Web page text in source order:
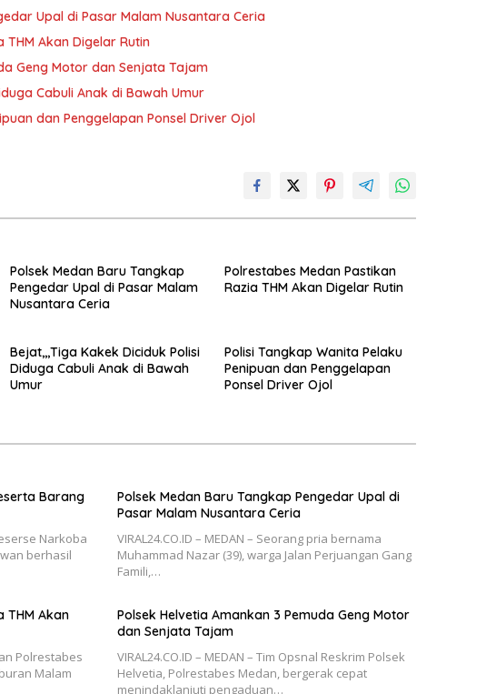
Upal di Pasar Malam Nusantara Ceria
Akan Digelar Rutin
Geng Motor dan Senjata Tajam
Cabuli Anak di Bawah Umur
dan Penggelapan Ponsel Driver Ojol
Polsek Medan Baru Tangkap
Pengedar Upal di Pasar Malam
Nusantara Ceria
Polrestabes Medan Pastikan
Razia THM Akan Digelar Rutin
Bejat,,,Tiga Kakek Diciduk Polisi
Diduga Cabuli Anak di Bawah
Umur
Polisi Tangkap Wanita Pelaku
Penipuan dan Penggelapan
Ponsel Driver Ojol
Barang
Narkoba
berhasil
Polsek Medan Baru Tangkap Pengedar Upal di
Pasar Malam Nusantara Ceria
VIRAL24.CO.ID – MEDAN – Seorang pria bernama
Muhammad Nazar (39), warga Jalan Perjuangan Gang
Famili,…
THM Akan
Polrestabes
Malam
Polsek Helvetia Amankan 3 Pemuda Geng Motor
dan Senjata Tajam
VIRAL24.CO.ID – MEDAN – Tim Opsnal Reskrim Polsek
Helvetia, Polrestabes Medan, bergerak cepat
menindaklanjuti pengaduan…